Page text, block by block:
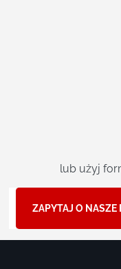
lub użyj
ZAPYTAJ O